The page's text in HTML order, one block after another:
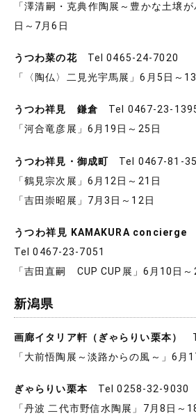
「澤清嗣・克典作陶展～豊かな土壌
日～7月6日
うつわ菜の花Tel 0465-24-7020
「〈陶仏〉二見光宇馬展」6月5日～
うつわ祥見 鎌倉 Tel 0467-23-
「河合竜彦展」6月19日～25日
うつわ祥見・御成町 Tel 0467-81-
「鶴見宗次展」6月12日～21日
「吉田崇昭展」7月3日～12日
うつわ祥見 KAMAKURA concierge
Tel 0467-23-7051
「吉田直嗣 CUP CUP展」6月10日～
新潟県
画廊イタリア軒（ぎゃらりい栗本）
「大前悟陶展～淡路からの風～」6月
ぎゃらりい栗本Tel 0258-32-9030
「丹波 二代市野信水陶展」7月8日～